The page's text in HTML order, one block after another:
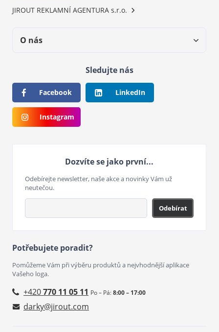
JIROUT REKLAMNÍ AGENTURA s.r.o.
O nás
Sledujte nás
Facebook LinkedIn
Instagram
Dozvíte se jako první...
Odebírejte newsletter, naše akce a novinky Vám už
neutečou.
Odebírat
Potřebujete poradit?
Pomůžeme Vám při výběru produktů a nejvhodnější aplikace
Vašeho loga.
+420770 11 05 11 Po – Pá:8:00 – 17:00
darky@jirout.com